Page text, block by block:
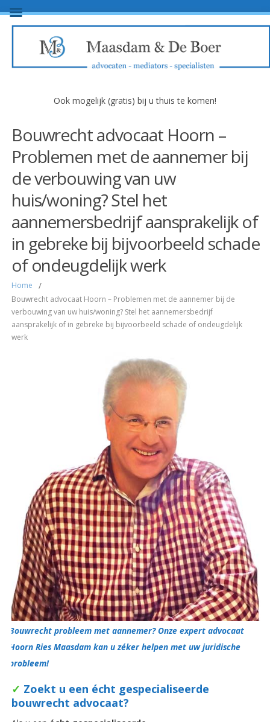
Ook mogelijk (gratis) bij u thuis te komen!
Bouwrecht advocaat Hoorn –
Problemen met de aannemer bij
de verbouwing van uw
huis/woning? Stel het
aannemersbedrijf aansprakelijk of
in gebreke bij bijvoorbeeld schade
of ondeugdelijk werk
Home /
Bouwrecht advocaat Hoorn – Problemen met de aannemer bij de
verbouwing van uw huis/woning? Stel het aannemersbedrijf
aansprakelijk of in gebreke bij bijvoorbeeld schade of ondeugdelijk
werk
Bouwrecht probleem met aannemer? Onze expert advocaat
Hoorn Ries Maasdam kan u zéker helpen met uw juridische
probleem!
✓ Zoekt u een écht gespecialiseerde
bouwrecht advocaat?